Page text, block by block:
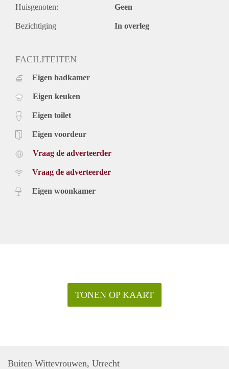
- Eenmalige servicekosten á € 295,- exclusief 21% btw.
- Beschikbaar per 1-juli 2020.
Inclusief laminaatvloer en keukenapparatuur.
ons opnemen of uzelf inschrijven op onze website.
Huisgenoten: Geen
Bezichtiging In overleg
FACILITEITEN
Eigen badkamer
Eigen keuken
Eigen toilet
Eigen voordeur
Vraag de adverteerder
Vraag de adverteerder
Eigen woonkamer
TONEN OP KAART
Buiten Wittevrouwen, Utrecht